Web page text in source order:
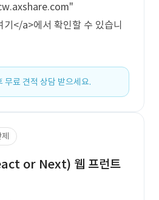
</a>에서 확인할 수 있습니
무료 견적 상담 받으세요.
or Next) 웹 프런트